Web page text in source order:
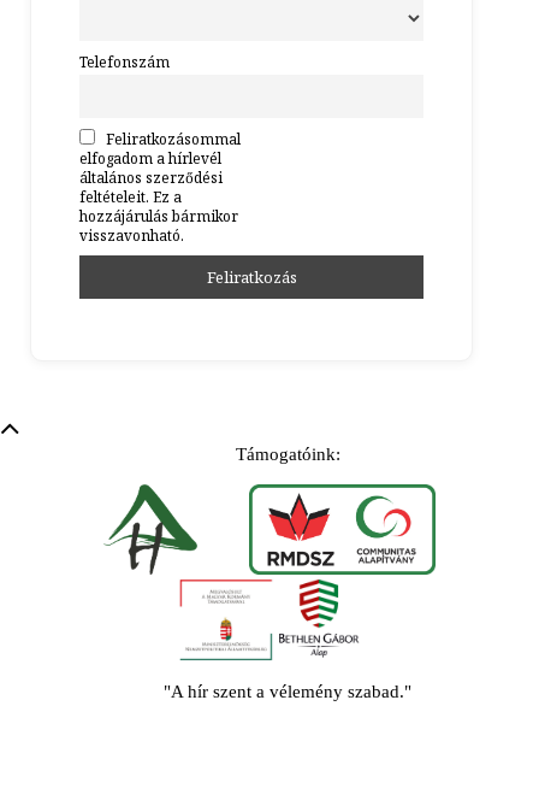
Telefonszám
Feliratkozásommal
elfogadom a hírlevél
általános szerződési
feltételeit. Ez a
hozzájárulás bármikor
visszavonható.
Támogatóink:
"A hír szent a vélemény szabad."